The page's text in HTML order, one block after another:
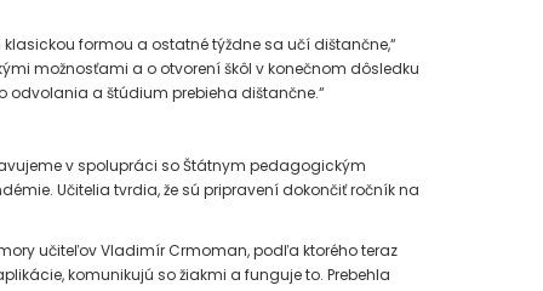
formou a ostatné týždne sa učí dištančne,“
možnosťami a o otvorení škôl v konečnom dôsledku
odvolania a štúdium prebieha dištančne.“
v spolupráci so Štátnym pedagogickým
Učitelia tvrdia, že sú pripravení dokončiť ročník na
učiteľov Vladimír Crmoman, podľa ktorého teraz
komunikujú so žiakmi a funguje to. Prebehla